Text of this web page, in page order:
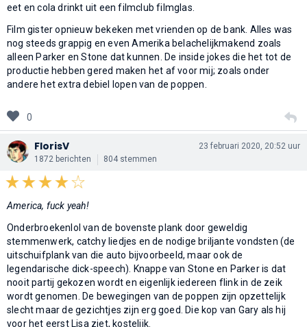
eet en cola drinkt uit een filmclub filmglas.
Film gister opnieuw bekeken met vrienden op de bank. Alles was
nog steeds grappig en even Amerika belachelijkmakend zoals
alleen Parker en Stone dat kunnen. De inside jokes die het tot de
productie hebben gered maken het af voor mij; zoals onder
andere het extra debiel lopen van de poppen.
0
FlorisV
1872 berichten 804 stemmen
23 februari 2020, 20:52 uur
America, fuck yeah!
Onderbroekenlol van de bovenste plank door geweldig
stemmenwerk, catchy liedjes en de nodige briljante vondsten (de
uitschuifplank van die auto bijvoorbeeld, maar ook de
legendarische dick-speech). Knappe van Stone en Parker is dat
nooit partij gekozen wordt en eigenlijk iedereen flink in de zeik
wordt genomen. De bewegingen van de poppen zijn opzettelijk
slecht maar de gezichtjes zijn erg goed. Die kop van Gary als hij
voor het eerst Lisa ziet, kostelijk.